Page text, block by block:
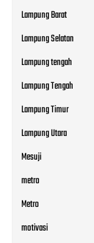
Lampung Barat
Lampung Selatan
Lampung tengah
Lampung Tengah
Lampung Timur
Lampung Utara
Mesuji
metro
Metro
motivasi